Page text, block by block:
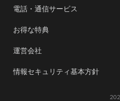
電話・通信サービス
お得な特典
運営会社
情報セキュリティ基本方針